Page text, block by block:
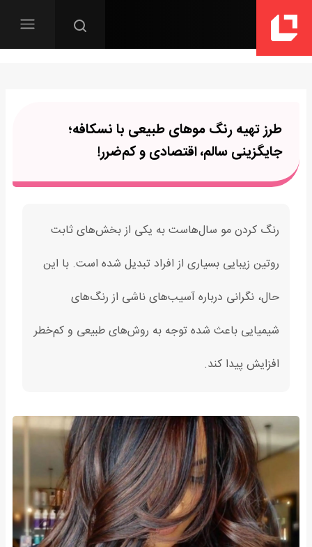
طرز تهیه رنگ موهای طبیعی با نسکافه؛
جایگزینی سالم، اقتصادی و کم‌ضرر!
رنگ کردن مو سال‌هاست به یکی از بخش‌های ثابت
روتین زیبایی بسیاری از افراد تبدیل شده است. با این
حال، نگرانی درباره آسیب‌های ناشی از رنگ‌های
شیمیایی باعث شده توجه به روش‌های طبیعی و کم‌خطر
افزایش پیدا کند.